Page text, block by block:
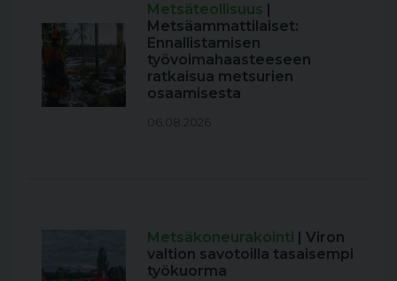
Metsäteollisuus
Metsäammattilaiset:
Ennallistamisen
työvoimahaasteeseen
ratkaisua metsurien
osaamisesta
06.08.2026
Metsäkoneurakointi
| Viron
valtion savotoilla tasaisempi
työkuorma